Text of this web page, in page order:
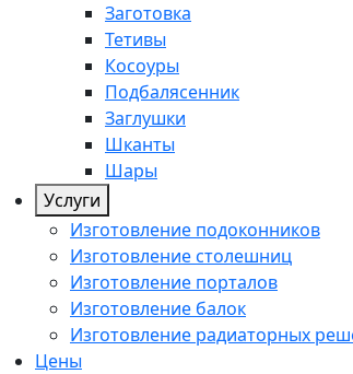
Заготовка
Тетивы
Косоуры
Подбалясенник
Заглушки
Шканты
Шары
Услуги
Изготовление подоконников
Изготовление столешниц
Изготовление порталов
Изготовление балок
Изготовление радиаторных
Цены